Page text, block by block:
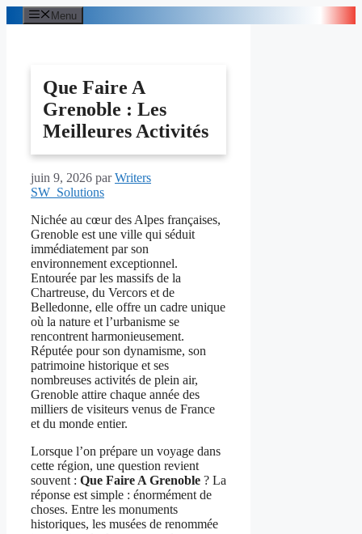
Aller
au
Menu
Que Faire A
Grenoble : Les
Meilleures Activités
juin 9, 2026 parWriters
SW_Solutions
Nichée au cœur des Alpes françaises,
Grenoble est une ville qui séduit
immédiatement par son
environnement exceptionnel.
Entourée par les massifs de la
Chartreuse, du Vercors et de
Belledonne, elle offre un cadre unique
où la nature et l’urbanisme se
rencontrent harmonieusement.
Réputée pour son dynamisme, son
patrimoine historique et ses
nombreuses activités de plein air,
Grenoble attire chaque année des
milliers de visiteurs venus de France
et du monde entier.
Lorsque l’on prépare un voyage dans
cette région, une question revient
souvent : Que Faire A Grenoble ? La
réponse est simple : énormément de
choses. Entre les monuments
historiques, les musées de renommée